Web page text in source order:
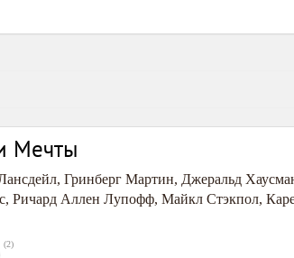
Мечты
, Гринберг Мартин, Джеральд
, Ричард Аллен Лупофф, Майкл Стэкпол,
(2)